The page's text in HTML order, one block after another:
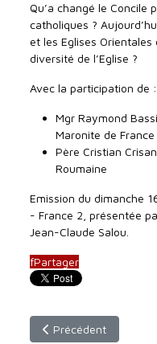
Qu’a changé le Concile
catholiques ?
et les Eglises
diversité de l’Eglise ?
Avec la participation de :
Mgr Raymond
Maronite de France
Père Cristian
Roumaine
Emission du dimanche
- France 2, présentée
Jean-Claude Salou.
fPartager
Article précédent :
Précédent